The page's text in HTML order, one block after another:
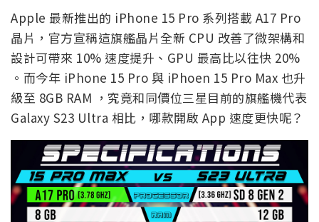
Apple 最新推出的 iPhone 15 Pro 系列搭載 A17 Pro
晶片，官方宣稱這旗艦晶片全新 CPU 改善了微架構和
設計可帶來 10% 速度提升、GPU 最高比以往快 20%
。而今年 iPhone 15 Pro 與 iPhoen 15 Pro Max 也升
級至 8GB RAM ，究竟和同價位三星目前的旗艦機代表
Galaxy S23 Ultra 相比，哪款開啟 App 速度更快呢？